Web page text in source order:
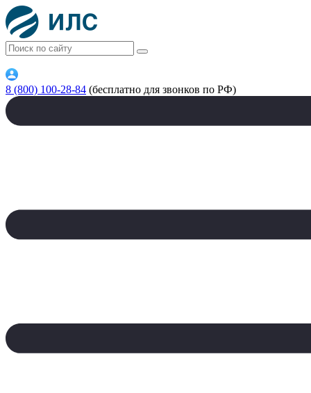
8 (800) 100-28-84 (бесплатно для звонков по РФ)